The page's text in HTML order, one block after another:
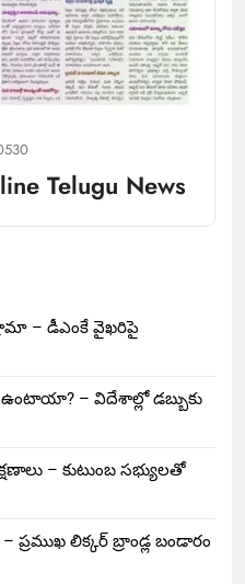
Telugu News
– డీఎంకే వైఖరిపై
– విదేశాల్లో డబ్బుకు
– కుటుంబ సభ్యులతో
లిక్కర్ బ్రాండ్ల బండారం